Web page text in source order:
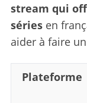
stream qui
sériesen
aider à faire
Plateforme